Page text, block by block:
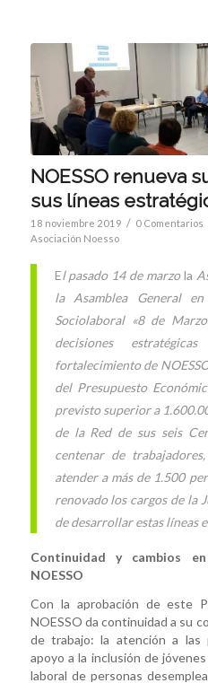
NOESSO renueva
sus líneas
18 noviembre 2019 / 0 Comentarios
Asociación Noesso
El pasado 14 de marzola
la Asamblea General
Sociolaboral «8 de
decisiones
fortalecimiento de
del Presupuesto
previsto superior a
de la Red de sus seis
centenar de
atender a más de 1.500
renovado los cargos de la
de desarrollar estas líneas
Continuidad y cambios
NOESSO
Con la aprobación de este
NOESSO da continuidad a su
de trabajo: la atención a las
apoyo a la inclusión de
laboral de personas